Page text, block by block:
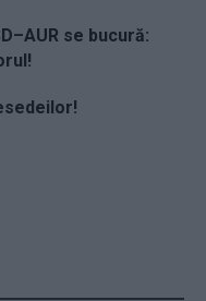
se bucură: